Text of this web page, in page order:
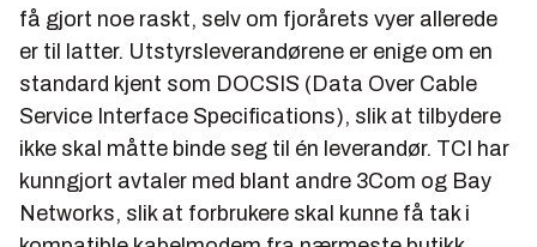
få gjort noe raskt, selv om fjorårets vyer allerede
er til latter. Utstyrsleverandørene er enige om en
standard kjent som DOCSIS ( Data Over Cable
Service Interface Specifications), slik at tilbydere
ikke skal måtte binde seg til én leverandør. TCI har
kunngjort avtaler med blant andre 3Com og Bay
Networks, slik at forbrukere skal kunne få tak i